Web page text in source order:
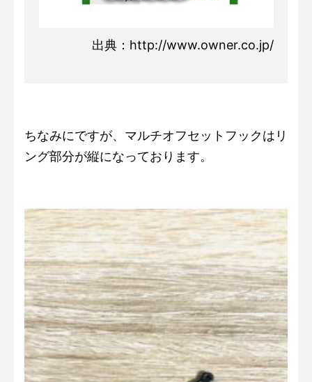
出典：http://www.owner.co.jp/
ちなみにですが、マルチオフセットフックはリ
ング部分が縦になっております。